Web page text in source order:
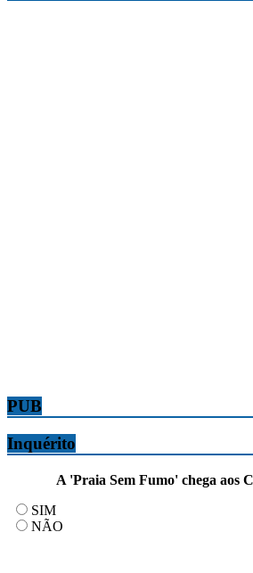
PUB
Inquérito
A 'Praia Sem Fumo' chega aos
SIM
NÃO